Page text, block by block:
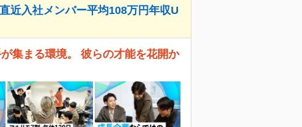
近入社メンバー平均108万円年収U
集まる環境。 彼らの才能を花開か